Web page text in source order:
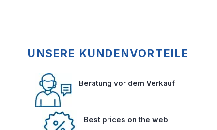
UNSERE KUNDENVORTEILE
Beratung vor dem Verkauf
Best prices on the web